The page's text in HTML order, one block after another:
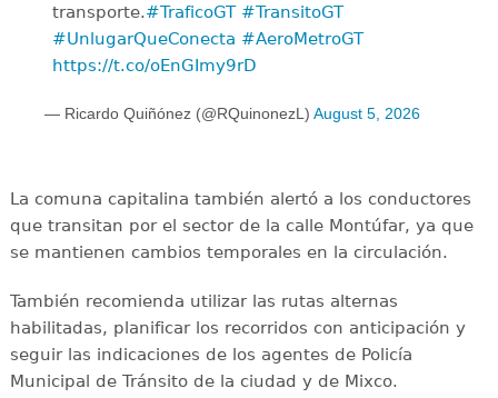
transporte.#TraficoGT #TransitoGT
#UnlugarQueConecta #AeroMetroGT
https://t.co/oEnGImy9rD
— Ricardo Quiñónez (@RQuinonezL) August 5, 2026
La comuna capitalina también alertó a los conductores
que transitan por el sector de la calle Montúfar, ya que
se mantienen cambios temporales en la circulación.
También recomienda utilizar las rutas alternas
habilitadas, planificar los recorridos con anticipación y
seguir las indicaciones de los agentes de Policía
Municipal de Tránsito de la ciudad y de Mixco.